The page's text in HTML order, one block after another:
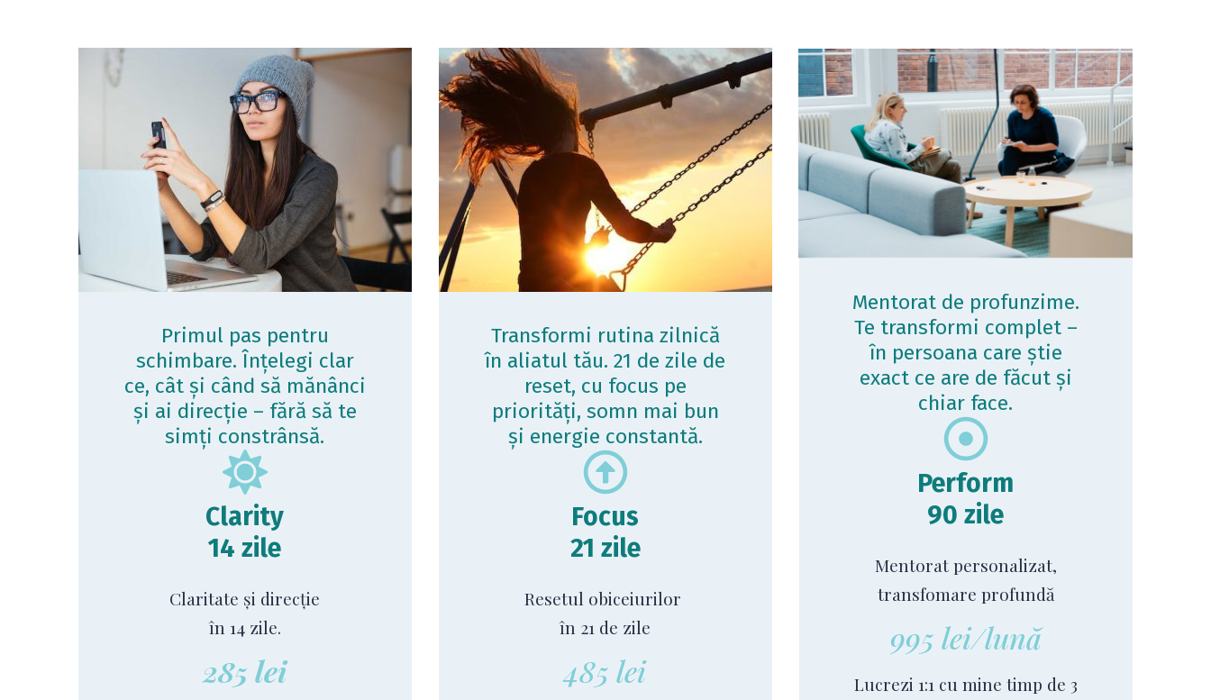
Primul pas pentru
schimbare. Înțelegi clar
ce, cât și când să mănânci
și ai direcție – fără să te
simți constrânsă.
Clarity
14 zile
Claritate și direcție
în 14 zile.
285 lei
Transformi rutina zilnică
în aliatul tău. 21 de zile de
reset, cu focus pe
priorități, somn mai bun
și energie constantă.
Focus
21 zile
Resetul obiceiurilor
în 21 de zile
485 lei
Mentorat de profunzime.
Te transformi complet –
în persoana care știe
exact ce are de făcut și
chiar face.
Perform
90 zile
Mentorat personalizat,
transfomare profundă
995 lei/lună
Lucrezi 1:1 cu mine timp de 3